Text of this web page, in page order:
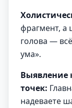
фрагмент, а
голова —
ума».
Выявление
точек:
надеваете